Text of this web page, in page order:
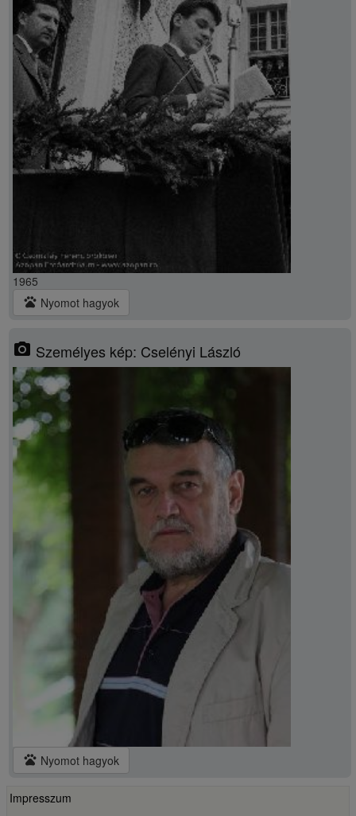
1965
pets Nyomot hagyok
photo_camera Személyes kép: Cselényi László
pets Nyomot hagyok
Impresszum